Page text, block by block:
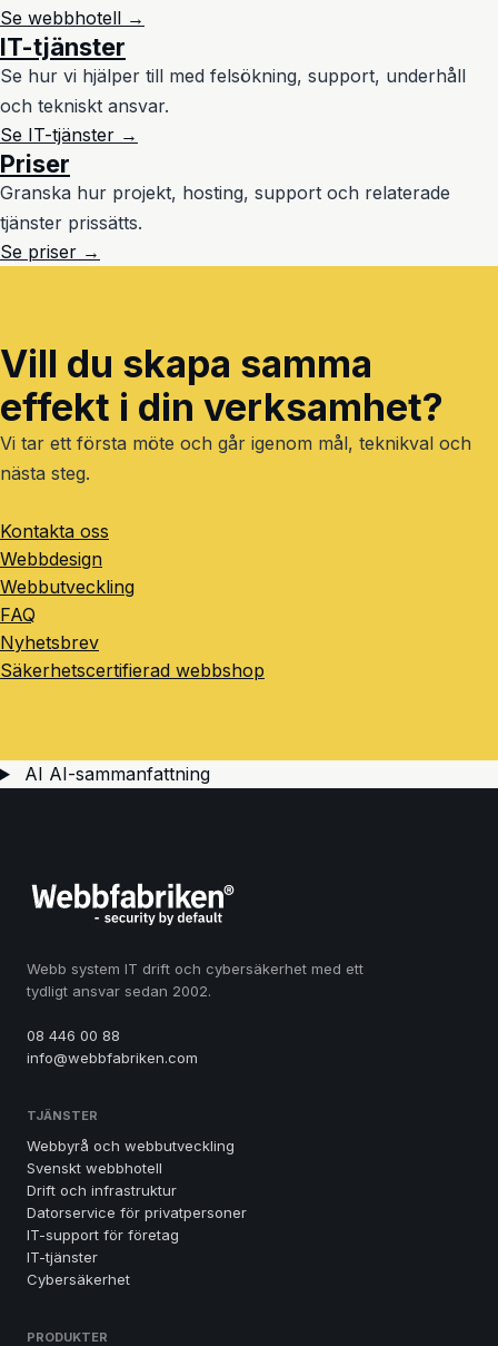
Se webbhotell →
IT-tjänster
Se hur vi hjälper till med felsökning, support, underhåll
och tekniskt ansvar.
Se IT-tjänster →
Priser
Granska hur projekt, hosting, support och relaterade
tjänster prissätts.
Se priser →
Vill du skapa samma
effekt i din verksamhet?
Vi tar ett första möte och går igenom mål, teknikval och
nästa steg.
Kontakta oss
Webbdesign
Webbutveckling
FAQ
Nyhetsbrev
Säkerhetscertifierad webbshop
AI AI-sammanfattning
Webb system IT drift och cybersäkerhet med ett
tydligt ansvar sedan 2002.
08 446 00 88
info@webbfabriken.com
TJÄNSTER
Webbyrå och webbutveckling
Svenskt webbhotell
Drift och infrastruktur
Datorservice för privatpersoner
IT-support för företag
IT-tjänster
Cybersäkerhet
PRODUKTER